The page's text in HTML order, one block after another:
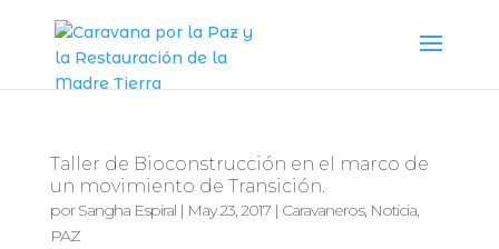
Taller de Bioconstrucción en el marco de
un movimiento de Transición.
porSangha Espiral| May 23, 2017| Caravaneros, Noticia,
PAZ